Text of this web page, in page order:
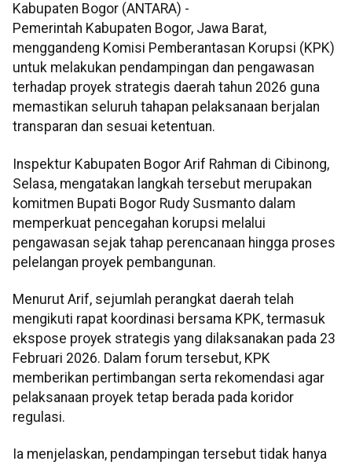
Kabupaten Bogor (ANTARA) -
Pemerintah Kabupaten Bogor, Jawa Barat,
menggandeng Komisi Pemberantasan Korupsi (KPK)
untuk melakukan pendampingan dan pengawasan
terhadap proyek strategis daerah tahun 2026 guna
memastikan seluruh tahapan pelaksanaan berjalan
transparan dan sesuai ketentuan.
Inspektur Kabupaten Bogor Arif Rahman di Cibinong,
Selasa, mengatakan langkah tersebut merupakan
komitmen Bupati Bogor Rudy Susmanto dalam
memperkuat pencegahan korupsi melalui
pengawasan sejak tahap perencanaan hingga proses
pelelangan proyek pembangunan.
Menurut Arif, sejumlah perangkat daerah telah
mengikuti rapat koordinasi bersama KPK, termasuk
ekspose proyek strategis yang dilaksanakan pada 23
Februari 2026. Dalam forum tersebut, KPK
memberikan pertimbangan serta rekomendasi agar
pelaksanaan proyek tetap berada pada koridor
regulasi.
Ia menjelaskan, pendampingan tersebut tidak hanya